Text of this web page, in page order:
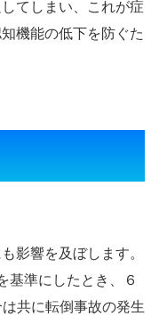
てしまい、これが症
機能の低下を防ぐた
影響を及ぼします。
基準にしたとき、６
共に転倒事故の発生